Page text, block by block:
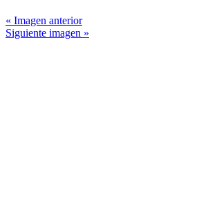
« Imagen anterior
Siguiente imagen »